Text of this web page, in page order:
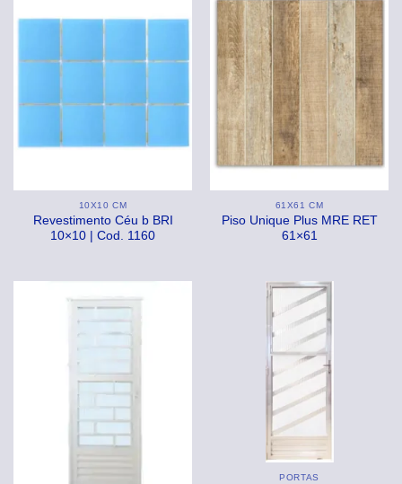
10X10 CM
Revestimento Céu b BRI
10×10 | Cod. 1160
61X61 CM
Piso Unique Plus MRE RET
61×61
PORTAS